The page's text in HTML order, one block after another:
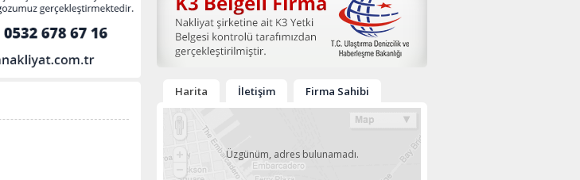
Harita İletişim Firma Sahibi
Üzgünüm, adres bulunamadı.